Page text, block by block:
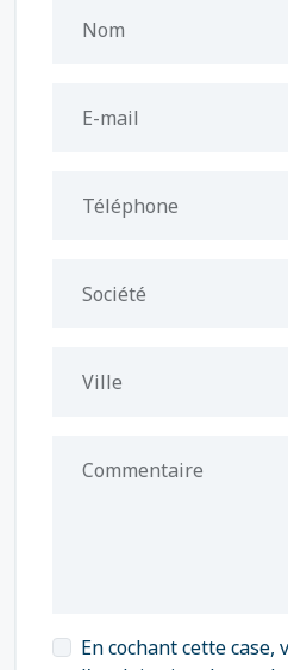
Nom
E-mail
Téléphone
Société
Ville
Commentaire
En cochant cette case,